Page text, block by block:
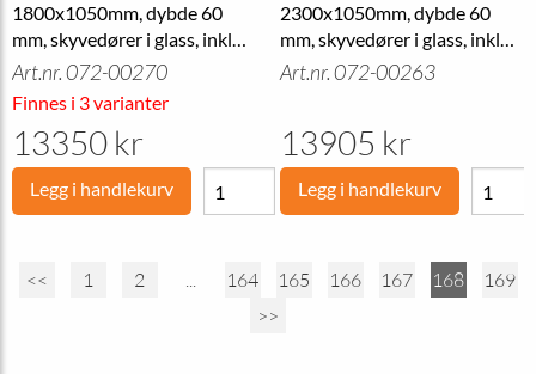
1800x1050mm, dybde 60
mm, skyvedører i glass, inkl
lås
Art.nr. 072-00270
Finnes i 3 varianter
13350 kr
Legg i handlekurv
2300x1050mm, dybde 60
mm, skyvedører i glass, inkl
lås
Art.nr. 072-00263
13905 kr
Legg i handlekurv
<< 1 2 ... 164 165 166 167 168
169
>>